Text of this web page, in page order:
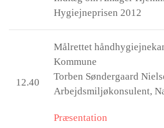
Hygiejneprisen 2012
12.40
Målrettet
Kommune
Torben Søndergaard
Arbejdsmiljøkonsulent,
Præsentation